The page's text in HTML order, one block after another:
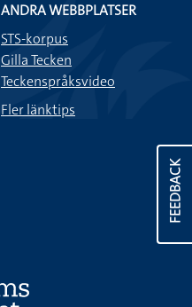
FEEDBACK
ANDRA WEBBPLATSER
STS-korpus
Gilla Tecken
Teckenspråksvideo
Fler länktips